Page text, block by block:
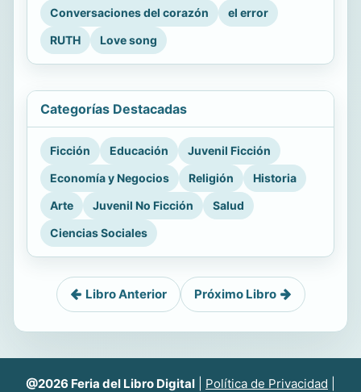
Conversaciones del corazón
el error
RUTH
Love song
Categorías Destacadas
Ficción Educación
Juvenil Ficción
Economía y Negocios
Religión
Historia
Arte
Juvenil No Ficción
Salud
Ciencias Sociales
Libro Anterior Próximo Libro
@2026 Feria del Libro Digital Política de Privacidad